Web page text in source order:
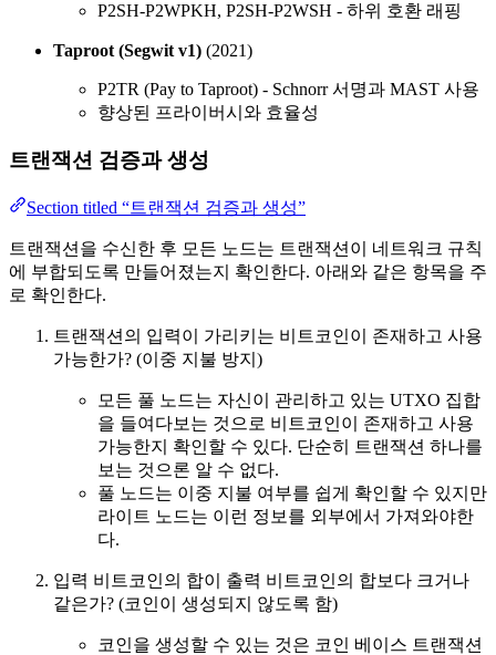
P2SH-P2WPKH, P2SH-P2WSH - 하위 호환 래핑
Taproot (Segwit v1) (2021)
P2TR (Pay to Taproot) - Schnorr 서명과 MAST 사용
향상된 프라이버시와 효율성
트랜잭션 검증과 생성
Section titled “트랜잭션 검증과 생성”
트랜잭션을 수신한 후 모든 노드는 트랜잭션이 네트워크 규칙
에 부합되도록 만들어졌는지 확인한다. 아래와 같은 항목을 주
로 확인한다.
트랜잭션의 입력이 가리키는 비트코인이 존재하고 사용
가능한가? (이중 지불 방지)
모든 풀 노드는 자신이 관리하고 있는 UTXO 집합
을 들여다보는 것으로 비트코인이 존재하고 사용
가능한지 확인할 수 있다. 단순히 트랜잭션 하나를
보는 것으론 알 수 없다.
풀 노드는 이중 지불 여부를 쉽게 확인할 수 있지만
라이트 노드는 이런 정보를 외부에서 가져와야한
다.
입력 비트코인의 합이 출력 비트코인의 합보다 크거나
같은가? (코인이 생성되지 않도록 함)
코인을 생성할 수 있는 것은 코인 베이스 트랜잭션